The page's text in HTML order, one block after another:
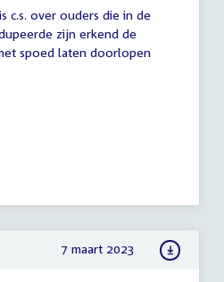
c.s. over ouders die in de
zijn erkend de
spoed laten doorlopen
7 maart 2023